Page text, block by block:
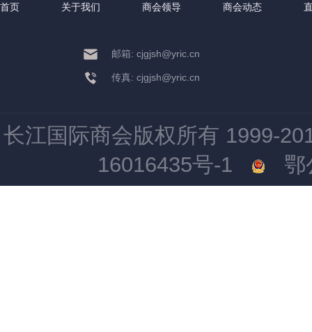
首页 关于我们 商会领导 商会动态
邮箱: cjgjsh@yric.cn
传真: cjgjsh@yric.cn
长江国际商会版权所有 1999-
16016435号-1
鄂